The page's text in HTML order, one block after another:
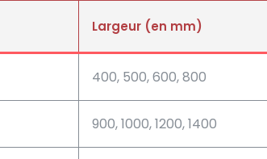
Largeur (en mm)
400, 500, 600, 800
900, 1000, 1200, 1400